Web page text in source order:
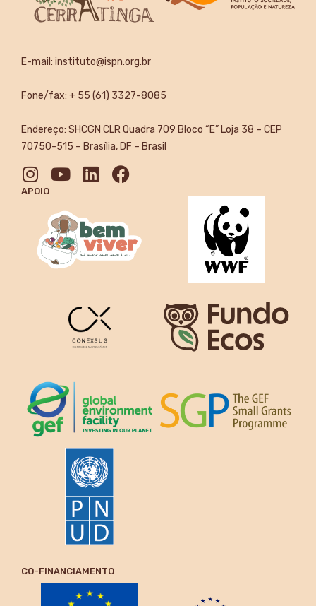
E-mail: instituto@ispn.org.br
Fone/fax: + 55 (61) 3327-8085
Endereço: SHCGN CLR Quadra 709 Bloco “E” Loja 38 – CEP
70750-515 – Brasília, DF – Brasil
APOIO
CO-FINANCIAMENTO